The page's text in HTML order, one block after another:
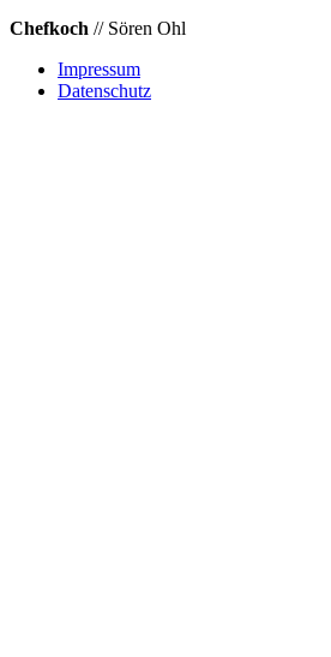
Chefkoch // Sören Ohl
Impressum
Datenschutz